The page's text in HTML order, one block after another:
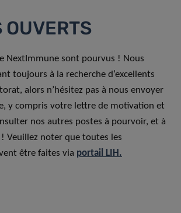
OUVERTS
NextImmune sont pourvus ! Nous
toujours à la recherche d’excellents
alors n’hésitez pas à nous envoyer
y compris votre lettre de motivation et
nos autres postes à pourvoir, et à
Veuillez noter que toutes les
être faites via portail LIH.